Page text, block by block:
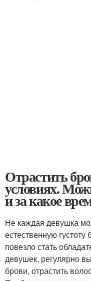
Отрастить
условиях.
и за какое
Не каждая девушка
естественную
повезло стать
девушек, регулярно
брови, отрастить